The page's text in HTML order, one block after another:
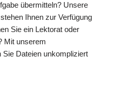
übermitteln? Unsere
Ihnen zur Verfügung
Sie ein Lektorat oder
Mit unserem
Dateien unkompliziert